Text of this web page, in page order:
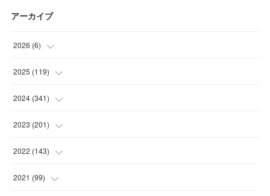
アーカイブ
2026 (6)
(4)
(1)
(1)
2025 (119)
(2)
(2)
(8)
(12
2024 (341)
(16
(24
(38
2023 (201)
(12
(14 )
2022 (143)
(18 )
2021 (99)